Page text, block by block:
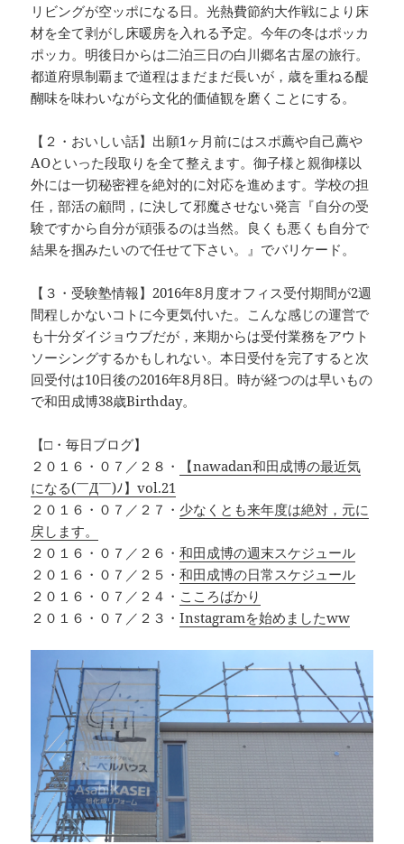
リビングが空ッポになる日。光熱費節約大作戦により床
材を全て剥がし床暖房を入れる予定。今年の冬はポッカ
ポッカ。明後日からは二泊三日の白川郷名古屋の旅行。
都道府県制覇まで道程はまだまだ長いが，歳を重ねる醍
醐味を味わいながら文化的価値観を磨くことにする。
【２・おいしい話】出願1ヶ月前にはスポ薦や自己薦や
AOといった段取りを全て整えます。御子様と親御様以
外には一切秘密裡を絶対的に対応を進めます。学校の担
任，部活の顧問，に決して邪魔させない発言『自分の受
験ですから自分が頑張るのは当然。良くも悪くも自分で
結果を掴みたいので任せて下さい。』でバリケード。
【３・受験塾情報】2016年8月度オフィス受付期間が2週
間程しかないコトに今更気付いた。こんな感じの運営で
も十分ダイジョウブだが，来期からは受付業務をアウト
ソーシングするかもしれない。本日受付を完了すると次
回受付は10日後の2016年8月8日。時が経つのは早いもの
で和田成博38歳Birthday。
【□・毎日ブログ】
２０１６・０７／２８・
【nawadan和田成博の最近気
になる(￣Д￣)ﾉ】vol.21
２０１６・０７／２７・ 少なくとも来年度は絶対，元に
戻します。
２０１６・０７／２６・和田成博の週末スケジュール
２０１６・０７／２５・和田成博の日常スケジュール
２０１６・０７／２４・ こころばかり
２０１６・０７／２３・Instagramを始めましたww